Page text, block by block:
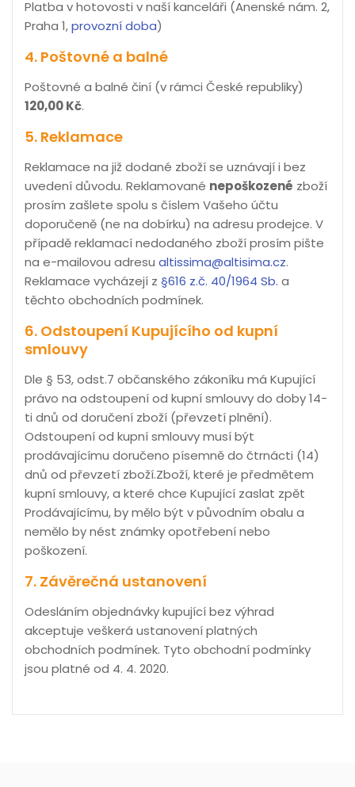
Platba v hotovosti v naší kanceláři (Anenské nám. 2,
Praha 1,provozní doba)
4. Poštovné a balné
Poštovné a balné činí (v rámci České republiky)
120,00 Kč.
5. Reklamace
Reklamace na již dodané zboží se uznávají i bez
uvedení důvodu. Reklamované nepoškozené zboží
prosím zašlete spolu s číslem Vašeho účtu
doporučeně (ne na dobírku) na adresu prodejce. V
případě reklamací nedodaného zboží prosím pište
na e-mailovou adresu altissima@altisima.cz.
Reklamace vycházejí z §616 z.č. 40/1964 Sb. a
těchto obchodních podmínek.
6. Odstoupení Kupujícího od kupní
smlouvy
Dle § 53, odst.7 občanského zákoníku má Kupující
právo na odstoupení od kupní smlouvy do doby 14-
ti dnů od doručení zboží (převzetí plnění).
Odstoupení od kupní smlouvy musí být
prodávajícímu doručeno písemně do čtrnácti (14)
dnů od převzetí zboží.Zboží, které je předmětem
kupní smlouvy, a které chce Kupující zaslat zpět
Prodávajícímu, by mělo být v původním obalu a
nemělo by nést známky opotřebení nebo
poškození.
7. Závěrečná ustanovení
Odesláním objednávky kupující bez výhrad
akceptuje veškerá ustanovení platných
obchodních podmínek. Tyto obchodní podmínky
jsou platné od 4. 4. 2020.